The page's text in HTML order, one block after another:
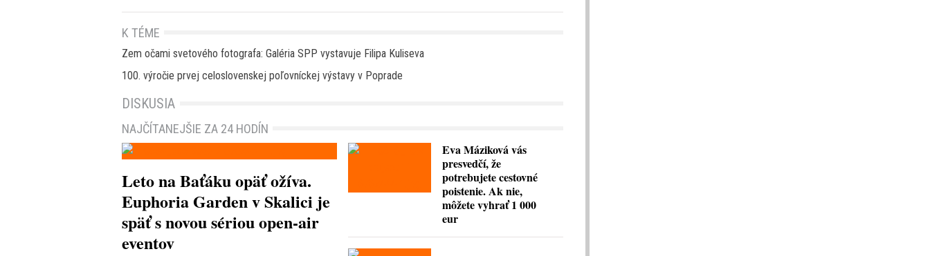
K TÉME
Zem očami svetového fotografa: Galéria SPP vystavuje Filipa Kuliseva
100. výročie prvej celoslovenskej poľovníckej výstavy v Poprade
DISKUSIA
NAJČÍTANEJŠIE ZA 24 HODÍN
Leto na Baťáku opäť ožíva.
Euphoria Garden v Skalici je
späť s novou sériou open-air
eventov
Eva Máziková vás
presvedčí, že
potrebujete cestovné
poistenie. Ak nie,
môžete vyhrať 1 000
eur